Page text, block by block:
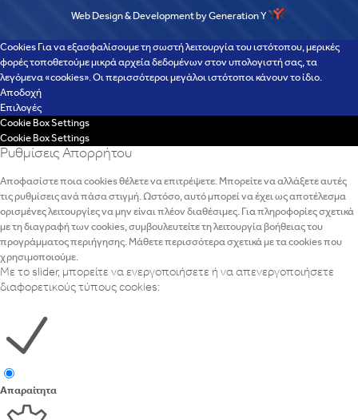
Web Design & Development by Generation Y
Cookies Για να εξασφαλίσουμε τη σωστή λειτουργία του ιστότοπου, μερικές
φορές τοποθετούμε μικρά αρχεία δεδομένων στον υπολογιστή σας, τα
λεγόμενα «cookies». Οι περισσότεροι μεγάλοι ιστότοποι κάνουν το ίδιο.
Αποδοχή
Επιλογές
Cookie Box Settings
Cookie Box Settings
Ρυθμίσεις Απορρήτου
Αποφασίστε ποια cookies θέλετε να επιτρέψετε. Μπορείτε να αλλάξετε αυτές
τις ρυθμίσεις ανά πάσα στιγμή. Ωστόσο, αυτό μπορεί να έχει ως αποτέλεσμα
ορισμένες λειτουργίες να μην είναι πλέον διαθέσιμες. Για πληροφορίες σχετικά
με τη διαγραφή των cookies, συμβουλευτείτε τη λειτουργία βοήθειας του
προγράμματος περιήγησης. Μάθετε περισσότερα σχετικά με τα cookies που
χρησιμοποιούμε.
Με το slider, μπορείτε να ενεργοποιήσετε ή να απενεργοποιήσετε
διαφορετικούς τύπους cookies:
Απαραίτητα